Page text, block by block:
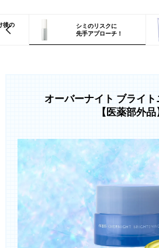
後の
シミのリスクに
先手アプローチ！
オーバーナイト ブライ
【医薬部外品